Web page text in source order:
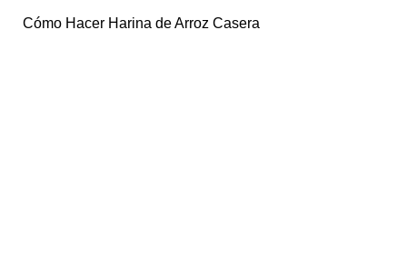
Cómo Hacer Harina de Arroz Casera